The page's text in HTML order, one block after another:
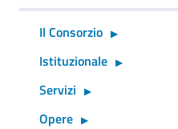
Il Consorzio
Istituzionale
Servizi
Opere